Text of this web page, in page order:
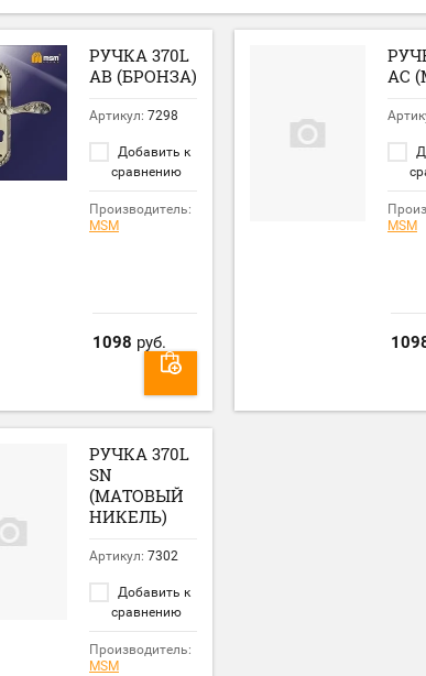
РУЧКА 370L
AB (БРОНЗА)
Артикул: 7298
Добавить к
сравнению
Производитель:
MSM
1098 руб.
AC
MSM
РУЧКА 370L
SN
(МАТОВЫЙ
НИКЕЛЬ)
Артикул: 7302
Добавить к
сравнению
Производитель:
MSM